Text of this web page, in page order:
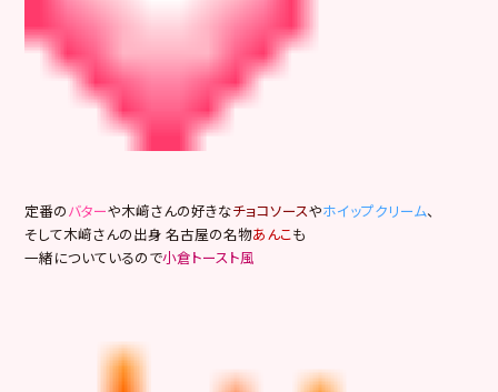
定番のバターや木﨑さんの好きなチョコソースやホイップクリーム、
そして木﨑さんの出身 名古屋の名物あんこも
一緒についているので小倉トースト風